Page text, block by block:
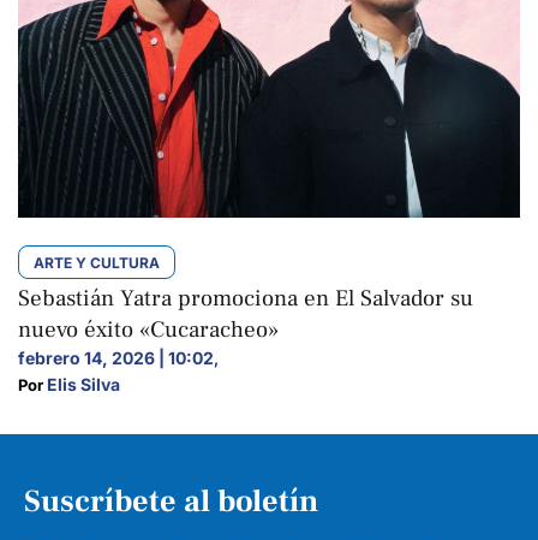
ARTE Y CULTURA
Sebastián Yatra promociona en El Salvador su
nuevo éxito «Cucaracheo»
febrero 14, 2026 | 10:02,
Por Elis Silva
Suscríbete al boletín